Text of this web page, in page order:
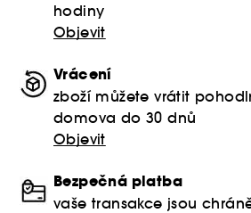
hodiny
Objevit
Vrácení
zboží můžete vrátit
domova do 30 dnů
Objevit
Bezpečná platba
vaše transakce jsou